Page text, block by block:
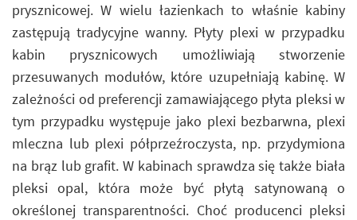
prysznicowej. W wielu łazienkach to właśnie kabiny
zastępują tradycyjne wanny. Płyty plexi w przypadku
kabin prysznicowych umożliwiają stworzenie
przesuwanych modułów, które uzupełniają kabinę. W
zależności od preferencji zamawiającego płyta pleksi w
tym przypadku występuje jako plexi bezbarwna, plexi
mleczna lub plexi półprzeźroczysta, np. przydymiona
na brąz lub grafit. W kabinach sprawdza się także biała
pleksi opal, która może być płytą satynowaną o
określonej transparentności. Choć producenci pleksi